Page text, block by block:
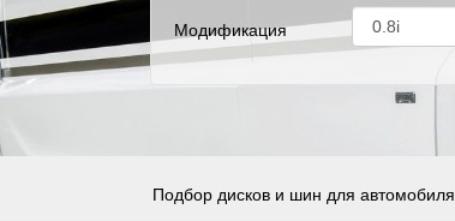
Модификация
Подбор дисков и шин для автомобиля